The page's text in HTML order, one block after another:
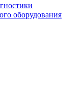
оборудования